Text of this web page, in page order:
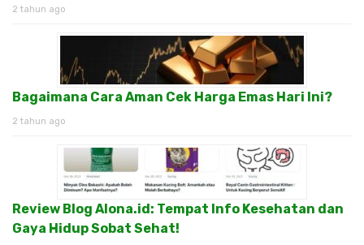
2 tahun ago
Bagaimana Cara Aman Cek Harga Emas Hari Ini?
2 tahun ago
Review Blog Alona.id: Tempat Info Kesehatan dan
Gaya Hidup Sobat Sehat!